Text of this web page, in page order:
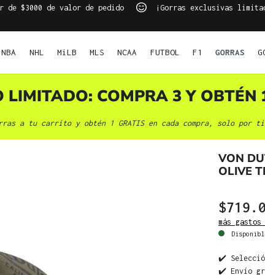
$3000 de valor de pedido ¡Gorras exclusivas
NBA NHL MiLB MLS NCAA FUTBOL F1 GORRAS
LIMITADO: COMPRA 3 Y OBTÉN
a tu carrito y obtén 1 GRATIS en cada compra, solo por
VON
OLIVE
más
✔️
✔️ Envío